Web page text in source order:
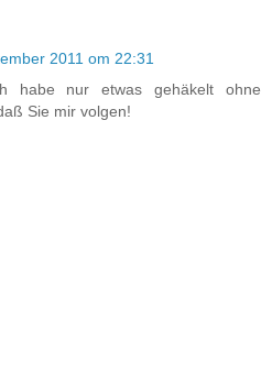
2011 om 22:31
habe nur etwas gehäkelt ohne
Sie mir volgen!